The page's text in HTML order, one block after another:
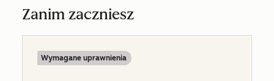
Zanim zaczniesz
Wymagane uprawnienia